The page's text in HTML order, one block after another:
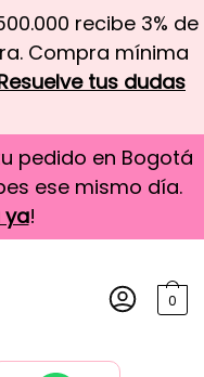
recibe 3% de
Compra mínima
tus dudas
pedido en Bogotá
ese mismo día.
ya!
0